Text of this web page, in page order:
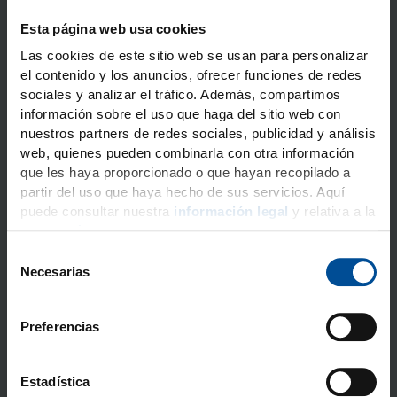
Esta página web usa cookies
Las cookies de este sitio web se usan para personalizar
el contenido y los anuncios, ofrecer funciones de redes
sociales y analizar el tráfico. Además, compartimos
información sobre el uso que haga del sitio web con
nuestros partners de redes sociales, publicidad y análisis
web, quienes pueden combinarla con otra información
que les haya proporcionado o que hayan recopilado a
partir del uso que haya hecho de sus servicios. Aquí
puede consultar nuestra información legal y relativa a la
Necesarias
Preferencias
Estadística
Distribuidor DMG para:
Países Bajos
ADT B.V., American Dental
Trading
Dirección:
Laarakkerweg 5, 5061 JR,
Sitio web:
DMG: